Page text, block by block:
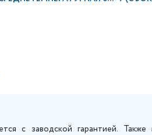
с заводской гарантией.